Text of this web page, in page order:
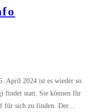
April 2024 ist es wieder so
findet statt. Sie können Ihr
für sich zu finden. Der…